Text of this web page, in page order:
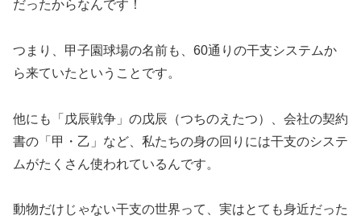
だったからなんです！
つまり、甲子園球場の名前も、60通りの干支システムか
ら来ていたということです。
他にも「戊辰戦争」の戊辰（つちのえたつ）、会社の契約
書の「甲・乙」など、私たちの身の回りには干支のシステ
ムがたくさん使われているんです。
動物だけじゃない干支の世界って、実はとても身近だった